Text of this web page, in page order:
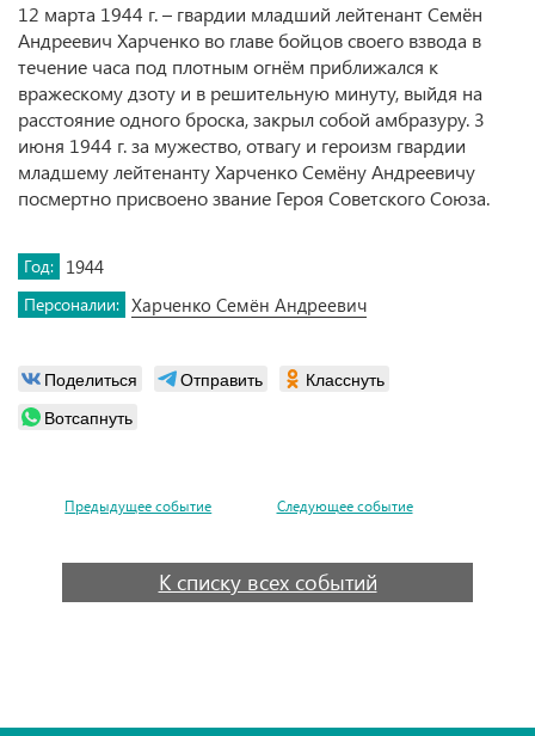
12 марта 1944 г. – гвардии младший лейтенант Семён
Андреевич Харченко во главе бойцов своего взвода в
течение часа под плотным огнём приближался к
вражескому дзоту и в решительную минуту, выйдя на
расстояние одного броска, закрыл собой амбразуру. 3
июня 1944 г. за мужество, отвагу и героизм гвардии
младшему лейтенанту Харченко Семёну Андреевичу
посмертно присвоено звание Героя Советского Союза.
Год: 1944
Персоналии: Харченко Семён Андреевич
Поделиться Отправить
Класснуть
Вотсапнуть
Предыдущее событие Следующее событие
К списку всех событий